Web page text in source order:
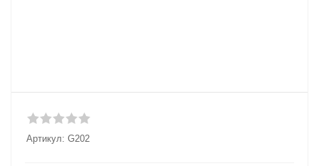
Артикул: G202